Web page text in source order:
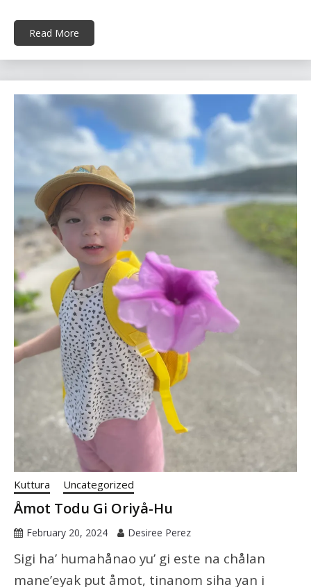
Read More
Kuttura Uncategorized
Åmot Todu Gi Oriyå-Hu
February 20, 2024 Desiree Perez
Sigi ha’ humahånao yu’ gi este na chålan
mane’eyak put åmot, tinanom siha yan i